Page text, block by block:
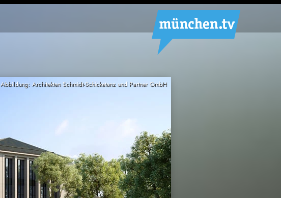
Abbildung: Architekten Schmidt-Schicketanz und Partner GmbH